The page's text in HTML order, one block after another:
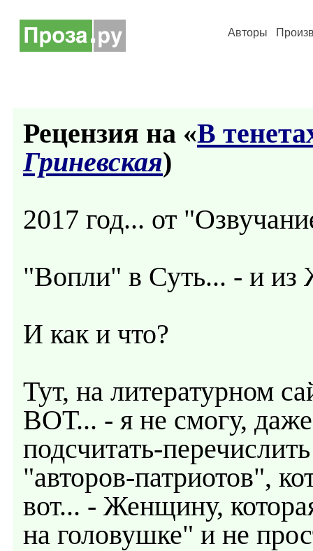
Авторы
Рецензия на «В
Гриневская)
2017 год... от
"Вопли" в Суть... - и
И как и что?
Тут, на литературном
ВОТ... - я не смогу,
подсчитать-
"авторов-патриотов",
вот... - Женщину,
на головушке" и не